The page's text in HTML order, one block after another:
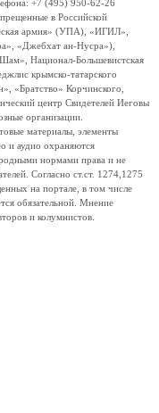
+7 (495) 950-62-26
в Российской
армия» (УПА), «ИГИЛ»,
«Джебхат ан-Нусра»),
Национал-Большевистская
крымско-татарского
«Братство» Корчинского,
центр Свидетелей Иеговы
организации.
материалы, элементы
и аудио охраняются
нормами права и не
Согласно ст.ст. 1274,1275
на портале, в том числе
обязательной. Мнение
и колумнистов.